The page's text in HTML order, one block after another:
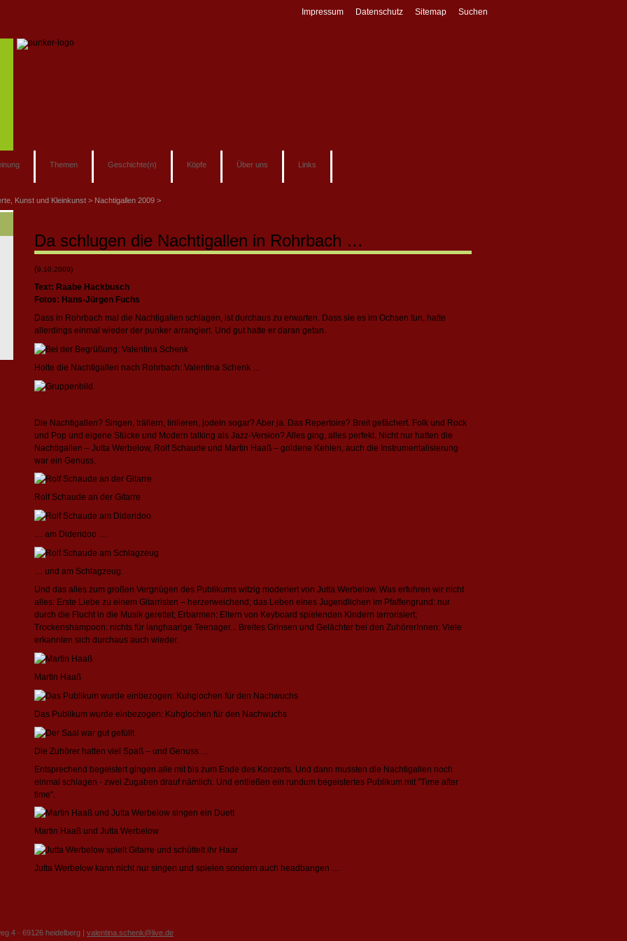
Themen Geschichte(n) Köpfe Über uns Links
Kunst und Kleinkunst Nachtigallen 2009
Impressum Datenschutz Sitemap Suchen
Da schlugen die Nachtigallen in Rohrbach …
(9.10.2009)
Text: Raabe Hackbusch
Fotos: Hans-Jürgen Fuchs
Dass in Rohrbach mal die Nachtigallen schlagen, ist durchaus zu erwarten. Dass sie es im Ochsen tun, hatte
allerdings einmal wieder der punker arrangiert. Und gut hatte er daran getan.
Holte die Nachtigallen nach Rohrbach: Valentina Schenk …
Die Nachtigallen? Singen, trällern, tirilieren, jodeln sogar? Aber ja. Das Repertoire? Breit gefächert. Folk und Rock
und Pop und eigene Stücke und Modern talking als Jazz-Version? Alles ging, alles perfekt. Nicht nur hatten die
Nachtigallen – Jutta Werbelow, Rolf Schaude und Martin Haaß – goldene Kehlen, auch die Instrumentalisierung
war ein Genuss.
Rolf Schaude an der Gitarre
… am Dideridoo …
… und am Schlagzeug.
Und das alles zum großen Vergnügen des Publikums witzig moderiert von Jutta Werbelow. Was erfuhren wir nicht
alles: Erste Liebe zu einem Gitarristen – herzerweichend; das Leben eines Jugendlichen im Pfaffengrund: nur
durch die Flucht in die Musik gerettet; Erbarmen: Eltern von Keyboard spielenden Kindern terrorisiert;
Trockenshampoon: nichts für langhaarige Teenager... Breites Grinsen und Gelächter bei den ZuhörerInnen: Viele
erkannten sich durchaus auch wieder.
Martin Haaß
Das Publikum wurde einbezogen: Kuhglochen für den Nachwuchs
Die Zuhörer hatten viel Spaß – und Genuss …
Entsprechend begeistert gingen alle mit bis zum Ende des Konzerts. Und dann mussten die Nachtigallen noch
einmal schlagen - zwei Zugaben drauf nämlich. Und entließen ein rundum begeistertes Publikum mit "Time after
time".
Martin Haaß und Jutta Werbelow
Jutta Werbelow kann nicht nur singen und spielen sondern auch headbangen …
4 · 69126 heidelberg | valentina.schenk@live.de